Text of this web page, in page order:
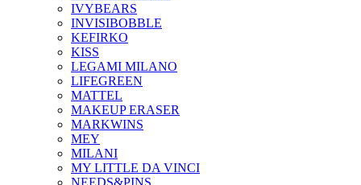
IVYBEARS
INVISIBOBBLE
KEFIRKO
KISS
LEGAMI MILANO
LIFEGREEN
MATTEL
MAKEUP ERASER
MARKWINS
MEY
MILANI
MY LITTLE DA VINCI
NEEDS&PINS